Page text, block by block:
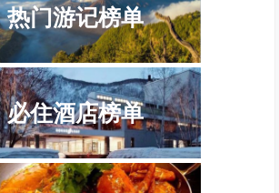
热门游记榜单
必住酒店榜单